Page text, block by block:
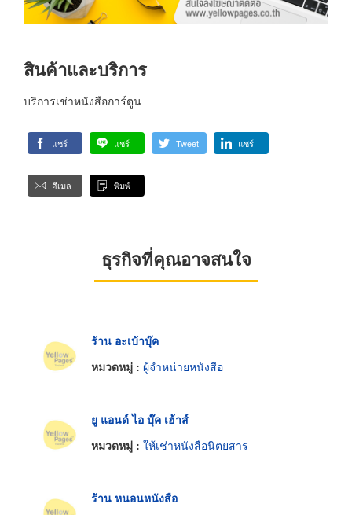
สินค้าและบริการ
บริการเช่าหนังสือการ์ตูน
แชร์ แชร์ Tweet แชร์
อีเมล พิมพ์
ธุรกิจที่คุณอาจสนใจ
ร้าน อะเบ้าบุ๊ค
หมวดหมู่ : ผู้จำหน่ายหนังสือ
ยู แอนด์ ไอ บุ๊ค เฮ้าส์
หมวดหมู่ : ให้เช่าหนังสือนิตยสาร
ร้าน หนอนหนังสือ